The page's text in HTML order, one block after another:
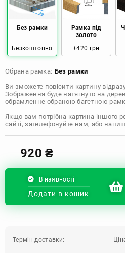
Розмір: 80x120 Ціна: 2050 грн
Без рамки
Безкоштовно
Рамка під
золото
+420 грн
Обрана рамка: Без рамки
Ви зможете повісити картину
Зображення буде натягнуто на
обрамленне обраною багетною
Якщо вам потрібна картина іншого
сайті, зателефонуйте нам, або
920₴
В наявності
Додати в кошик
Термін доставки: